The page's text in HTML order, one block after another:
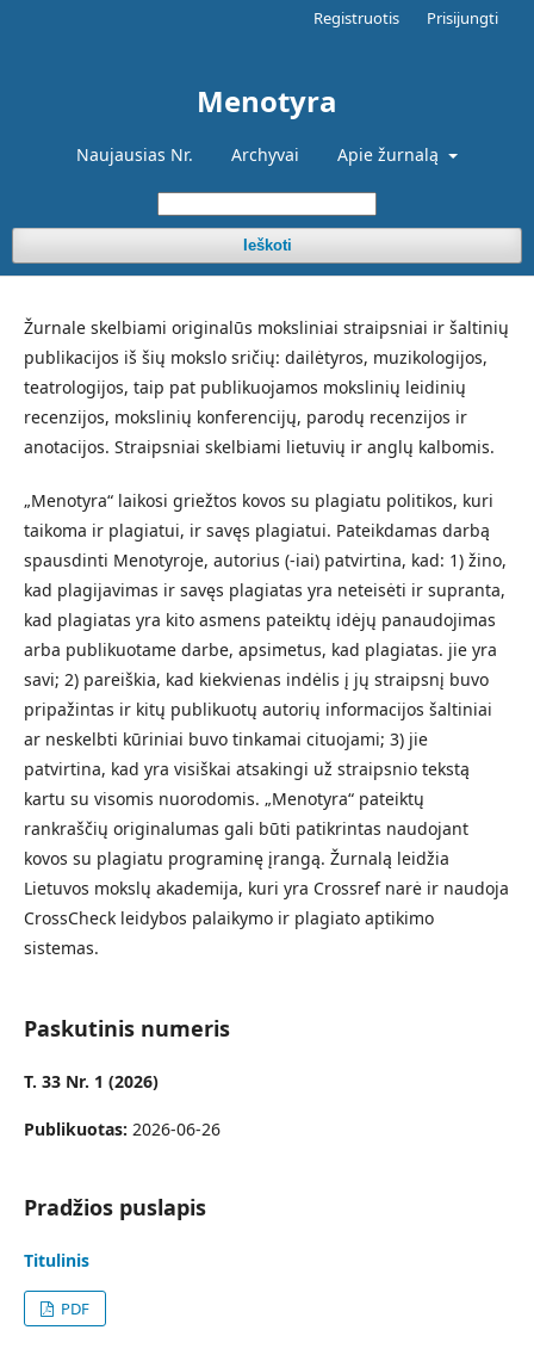
Menotyra
Naujausias Nr. Archyvai Apie žurnalą
Ieškoti
Registruotis Prisijungti
Žurnale skelbiami originalūs moksliniai straipsniai ir šaltinių
publikacijos iš šių mokslo sričių: dailėtyros, muzikologijos,
teatrologijos, taip pat publikuojamos mokslinių leidinių
recenzijos, mokslinių konferencijų, parodų recenzijos ir
anotacijos. Straipsniai skelbiami lietuvių ir anglų kalbomis.
„Menotyra“ laikosi griežtos kovos su plagiatu politikos, kuri
taikoma ir plagiatui, ir savęs plagiatui. Pateikdamas darbą
spausdinti Menotyroje, autorius (-iai) patvirtina, kad: 1) žino,
kad plagijavimas ir savęs plagiatas yra neteisėti ir supranta,
kad plagiatas yra kito asmens pateiktų idėjų panaudojimas
arba publikuotame darbe, apsimetus, kad plagiatas. jie yra
savi; 2) pareiškia, kad kiekvienas indėlis į jų straipsnį buvo
pripažintas ir kitų publikuotų autorių informacijos šaltiniai
ar neskelbti kūriniai buvo tinkamai cituojami; 3) jie
patvirtina, kad yra visiškai atsakingi už straipsnio tekstą
kartu su visomis nuorodomis. „Menotyra“ pateiktų
rankraščių originalumas gali būti patikrintas naudojant
kovos su plagiatu programinę įrangą. Žurnalą leidžia
Lietuvos mokslų akademija, kuri yra Crossref narė ir naudoja
CrossCheck leidybos palaikymo ir plagiato aptikimo
sistemas.
Paskutinis numeris
T. 33 Nr. 1 (2026)
Publikuotas: 2026-06-26
Pradžios puslapis
Titulinis
PDF